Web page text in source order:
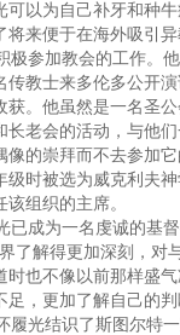
以为自己补牙和种牛
来便于在海外吸引异
参加教会的工作。
传教士来多伦多公开
获。他虽然是一名圣
长老会的活动，与他
像的崇拜而不去参加
级时被选为威克利夫
组织的主席。
成为一名虔诚的基
了解得更加深刻，对
时也不像以前那样盛
足，更加了解自己的判
光结识了斯图尔特